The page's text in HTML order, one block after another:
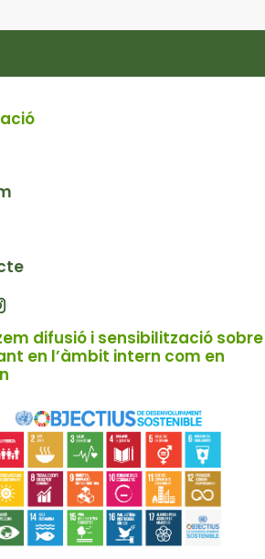
difusió i sensibilització sobre
en l’àmbit intern com en